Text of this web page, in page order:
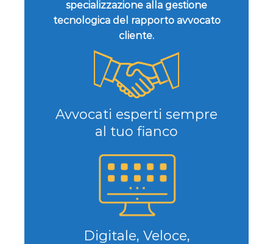
specializzazione alla gestione
tecnologica del rapporto avvocato
cliente.
Avvocati esperti sempre
al tuo fianco
Digitale, Veloce,